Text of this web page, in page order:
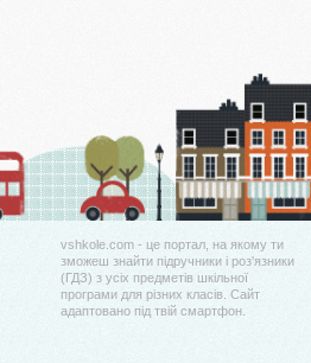
vshkole.com - це портал, на якому ти
зможеш знайти підручники і роз'язники
(ГДЗ) з усіх предметів шкільної
програми для різних класів. Сайт
адаптовано під твій смартфон.